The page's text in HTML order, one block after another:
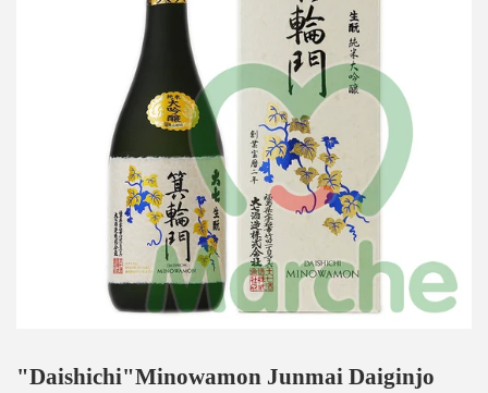
"Daishichi"Minowamon Junmai Daiginjo